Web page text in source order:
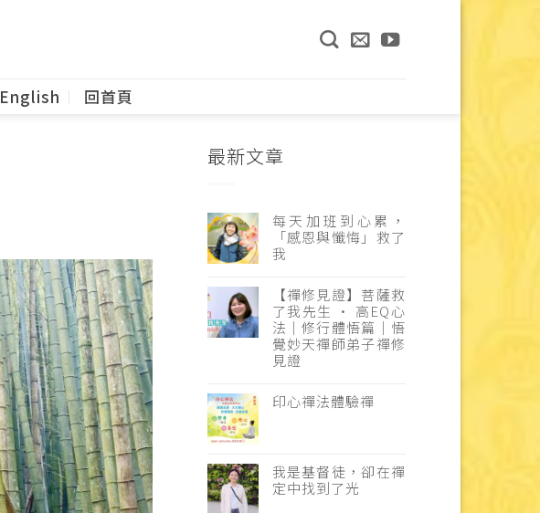
English 回首頁
最新文章
每天加班到心累，
「感恩與懺悔」救了
我
【禪修見證】菩薩救
了我先生 · 高EQ心
法｜修行體悟篇｜悟
覺妙天禪師弟子禪修
見證
印心禪法體驗禪
我是基督徒，卻在禪
定中找到了光